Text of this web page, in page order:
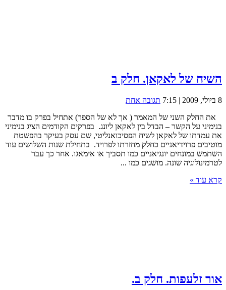
השיח של לאקאן. חלק ב
8 ביולי, 2009 | 7:15
תגובה אחת
את החלק השני של המאמר ( אך לא של הספר) אתחיל בפרק בו מדבר
בנימיני על הקשר – הבדל בין לאקאן ליונג. בפרקים הקודמים הציג בנימיני
את עמדתו של לאקאן לשיח הפסיכואנליטי, שם עסק בעיקר בהפשטת
מוטיבים פרוידיאניים כחלק מחזרתו לפרויד. בתחילת שנות השלושים עוד
השתמש במונחים יונגיאניים כמו תסביך או אימאגו. אחר כך עבר
לטרמינולוגיה שונה. מושגים כמו ...
קרא עוד »
אור זלעפות. חלק ב.